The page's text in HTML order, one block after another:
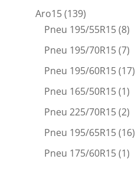
Aro15(139)
Pneu 195/55R15(8)
Pneu 195/70R15(7)
Pneu 195/60R15(17)
Pneu 165/50R15(1)
Pneu 225/70R15(2)
Pneu 195/65R15(16)
Pneu 175/60R15(1)